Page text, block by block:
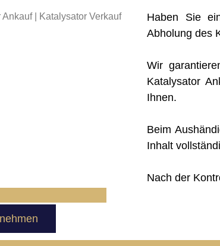
Haben Sie
Abholung des
Wir
Katalysator
Ihnen.
Beim
Inhalt
Nach der